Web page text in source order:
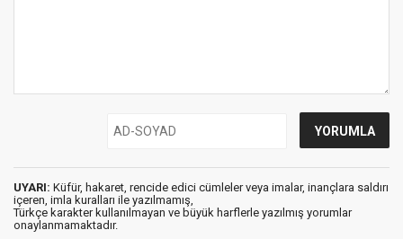
UYARI: Küfür, hakaret, rencide edici cümleler veya imalar, inançlara saldırı
içeren, imla kuralları ile yazılmamış,
Türkçe karakter kullanılmayan ve büyük harflerle yazılmış yorumlar
onaylanmamaktadır.